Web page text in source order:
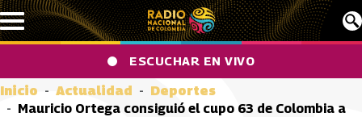
Pasar al contenido principal
ESCUCHAR EN VIVO
Inicio Actualidad
Deportes
Mauricio Ortega consiguió el cupo 63 de Colombia a